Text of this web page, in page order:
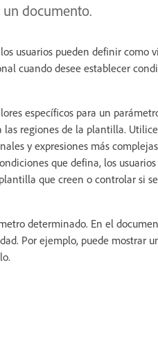
documento.
usuarios pueden definir como
cuando desee establecer
específicos para un
las regiones de la plantilla.
y expresiones más
que defina, los
que creen o controlar si
determinado. En el
Por ejemplo, puede mostrar